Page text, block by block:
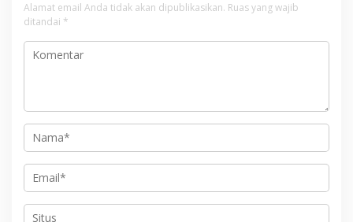
Alamat email Anda tidak akan dipublikasikan. Ruas yang wajib
ditandai *